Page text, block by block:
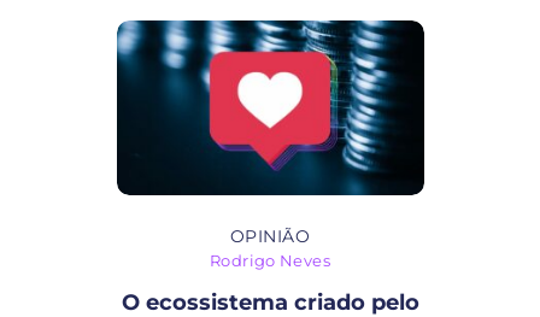
OPINIÃO
Rodrigo Neves
O ecossistema criado pelo